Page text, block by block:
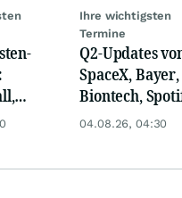
Ihre wichtigsten
Termine
Q2-Updates
SpaceX, Bayer,
Biontech,
Pfizer,
04.08.26, 04:30